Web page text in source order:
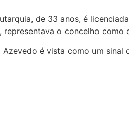
de 33 anos, é
representava o concelho
Azevedo é vista como um sinal